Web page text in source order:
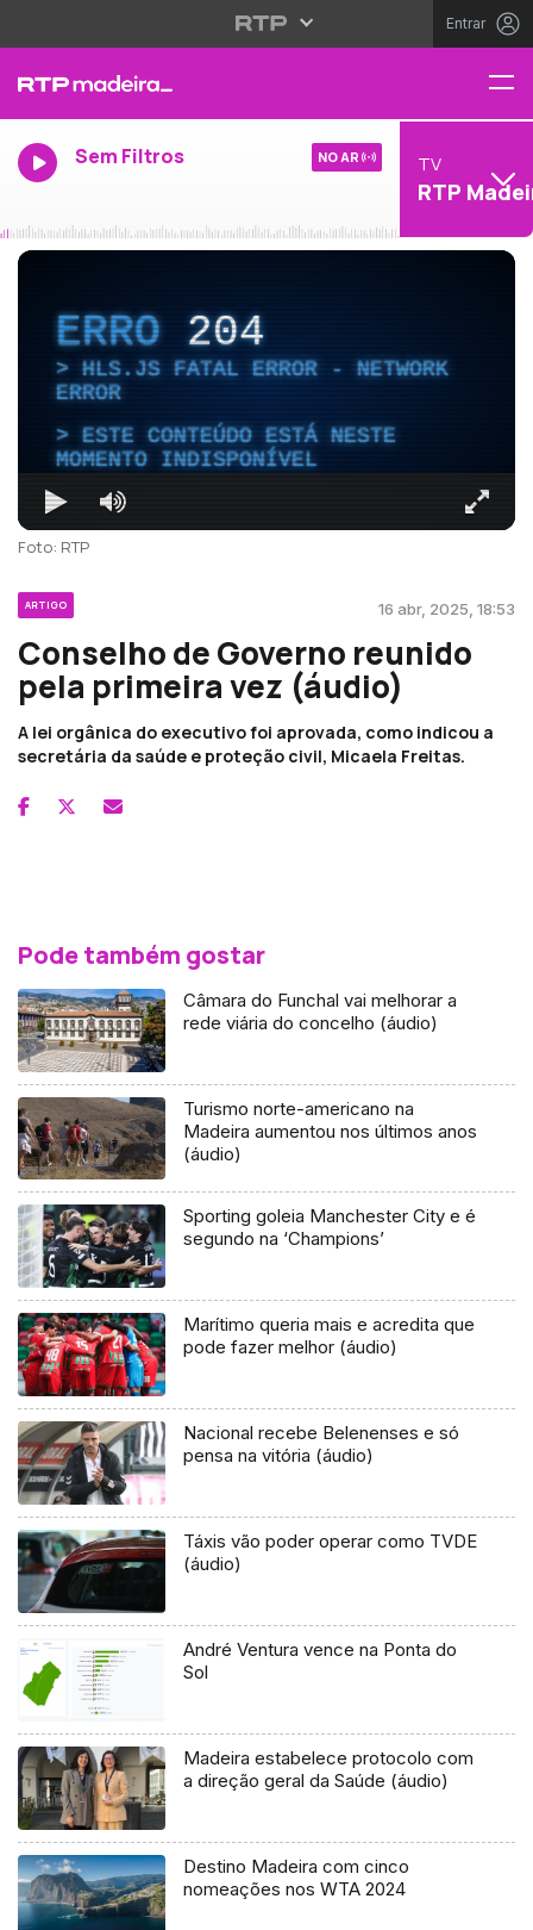
Entrar
Sem Filtros NO AR TV
RTP
ERRO204
HLS.JS FATAL ERROR - NETWORK
ERROR
ESTE CONTEÚDO ESTÁ NESTE
MOMENTO INDISPONÍVEL
Foto: RTP
ARTIGO 16 abr, 2025, 18:53
Conselho de Governo reunido
pela primeira vez (áudio)
A lei orgânica do executivo foi aprovada, como indicou a
secretária da saúde e proteção civil, Micaela Freitas.
Pode também gostar
Câmara do Funchal vai melhorar a
rede viária do concelho (áudio)
Turismo norte-americano na
Madeira aumentou nos últimos anos
(áudio)
Sporting goleia Manchester City e é
segundo na ‘Champions’
Marítimo queria mais e acredita que
pode fazer melhor (áudio)
Nacional recebe Belenenses e só
pensa na vitória (áudio)
Táxis vão poder operar como TVDE
(áudio)
André Ventura vence na Ponta do
Sol
Madeira estabelece protocolo com
a direção geral da Saúde (áudio)
Destino Madeira com cinco
nomeações nos WTA 2024